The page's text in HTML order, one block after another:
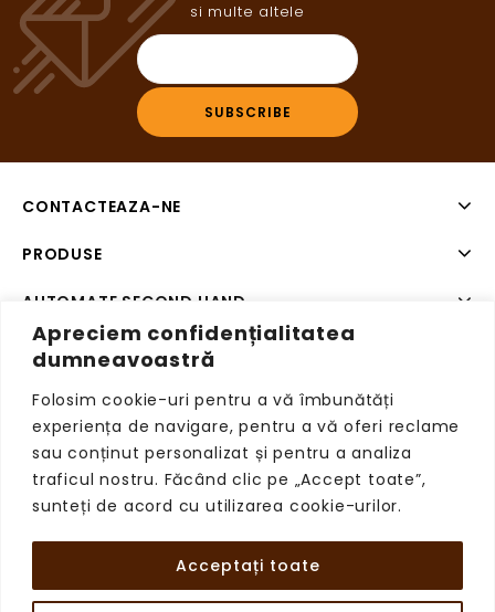
Apreciem confidențialitatea
dumneavoastră
Folosim cookie-uri pentru a vă îmbunătăți
experiența de navigare, pentru a vă oferi reclame
sau conținut personalizat și pentru a analiza
traficul nostru. Făcând clic pe „Accept toate”,
sunteți de acord cu utilizarea cookie-urilor.
Acceptați toate
si multe altele
CONTACTEAZA-NE
PRODUSE
AUTOMATE SECOND HAND
SISTEME DE PLATA SECOND HAND
Copyright © 2026 VendingRetail, Toate drepturile
rezervate.